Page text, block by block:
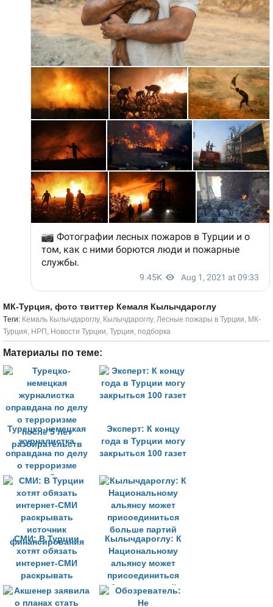
МК-Турция, фото твиттер Кемаля Кылычдароглу
Tеги: Кемаль Кылычдароглу, Кылычдароглу, Лесные пожары в Турции, МК-
Турция, НРП , Новости Турции, Турция, подборка
Материалы по теме:
Турецко-немецкая
журналистка
оправдана по делу
о терроризме
после 5 лет
разбирательств
Эксперт: К концу
года в Турции могу
закрыться 100 газет
СМИ: В Турции
хотят обязать
интернет-СМИ
раскрывать
источник
финансирования
Кылычдароглу: К
Национальному
альянсу может
присоединиться
больше партий